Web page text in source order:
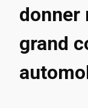
donner
grand